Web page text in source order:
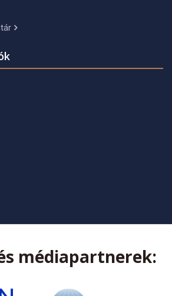
médiapartnerek: